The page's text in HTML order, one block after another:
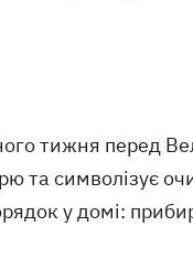
тижня перед
та символізує
у домі: